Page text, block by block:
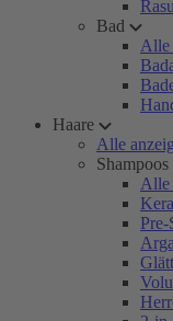
Bad
Alle
Haare
Alle
Shampoos
Alle